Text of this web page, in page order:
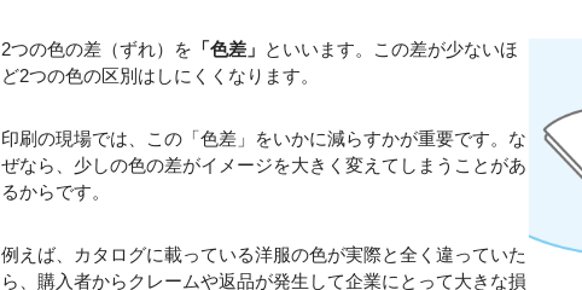
2つの色の差（ずれ）を 「色差」 といいます。この差が少ないほ
ど2つの色の区別はしにくくなります。
印刷の現場では、この「色差」をいかに減らすかが重要です。な
ぜなら、少しの色の差がイメージを大きく変えてしまうことがあ
るからです。
例えば、カタログに載っている洋服の色が実際と全く違っていた
ら、購入者からクレームや返品が発生して企業にとって大きな損